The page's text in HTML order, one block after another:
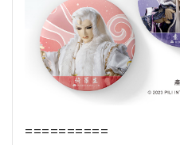
==========